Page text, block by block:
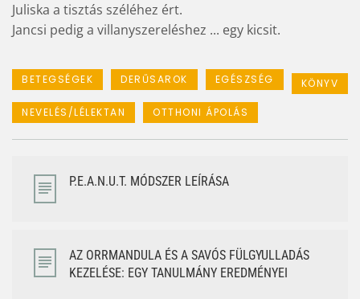
Juliska a tisztás széléhez ért.
Jancsi pedig a villanyszereléshez ... egy kicsit.
BETEGSÉGEK DERŰSAROK EGÉSZSÉG KÖNYV
NEVELÉS/LÉLEKTAN OTTHONI ÁPOLÁS
P.E.A.N.U.T. MÓDSZER LEÍRÁSA
AZ ORRMANDULA ÉS A SAVÓS FÜLGYULLADÁS
KEZELÉSE: EGY TANULMÁNY EREDMÉNYEI